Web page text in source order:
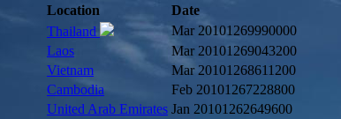
Location
Date
Thailand
Mar 20101269990000
Laos
Mar 20101269043200
Vietnam
Mar 20101268611200
Cambodia
Feb 20101267228800
United Arab Emirates Jan 20101262649600